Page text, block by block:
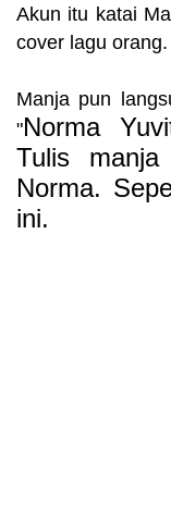
Akun itu katai
cover lagu orang.
Manja pun
"Norma
Tulis
Norma.
ini.